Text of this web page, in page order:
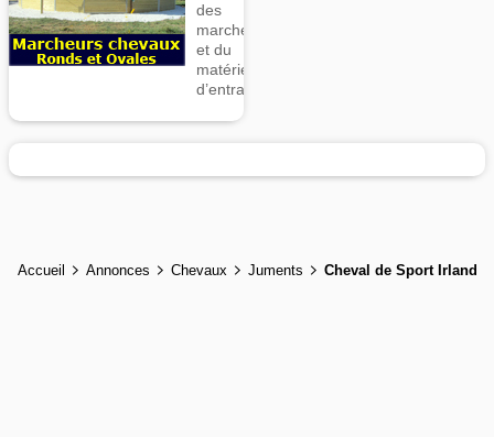
des
marcheurs
et du
matériel
d’entrainement
Accueil Annonces Chevaux Juments Cheval de Sport